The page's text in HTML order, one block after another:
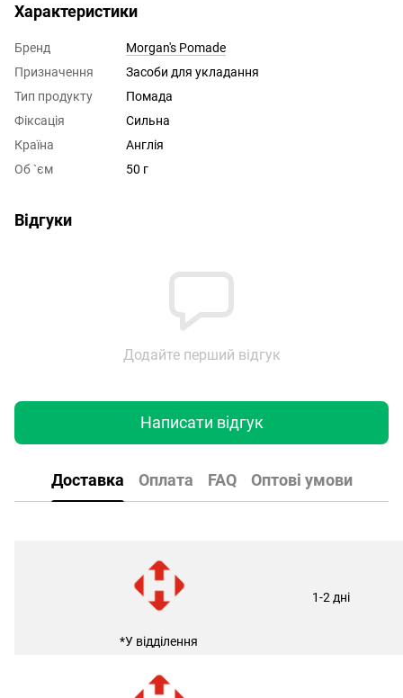
Характеристики
Бренд
Morgan's Pomade
Призначення
Засоби для укладання
Тип продукту
Помада
Фіксація
Сильна
Країна
Англія
Об `єм
50 г
Відгуки
Додайте перший відгук
Написати відгук
Доставка Оплата FAQ Оптові умови
*У відділення
1-2 дні